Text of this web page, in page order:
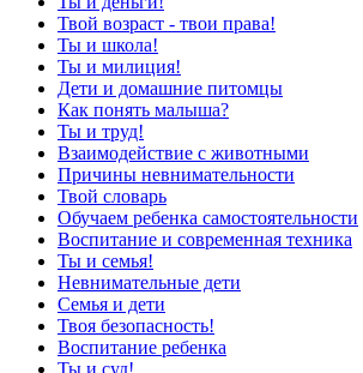
Твой возраст - твои права!
Ты и школа!
Ты и милиция!
Дети и домашние питомцы
Как понять малыша?
Ты и труд!
Взаимодействие с животными
Причины невнимательности
Твой словарь
Обучаем ребенка самостоятельности
Воспитание и современная техника
Ты и семья!
Невнимательные дети
Семья и дети
Твоя безопасность!
Воспитание ребенка